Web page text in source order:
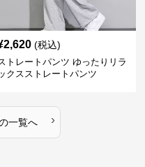
2,620 (税込)
トレートパンツ ゆったりリラ
クスストレートパンツ
一覧へ ›